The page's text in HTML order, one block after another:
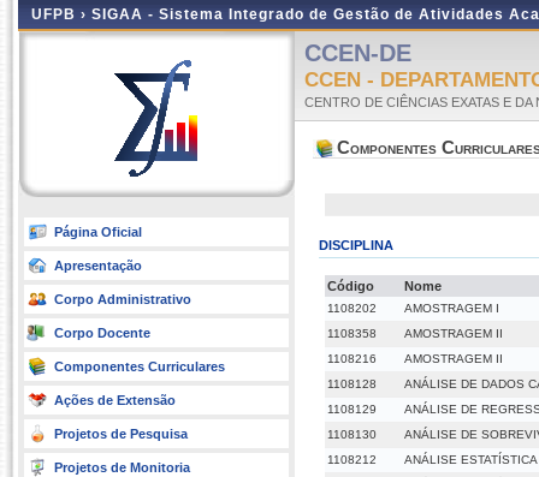
UFPB › SIGAA - Sistema Integrado de Gestão de Atividades
Página Oficial
Apresentação
Corpo Administrativo
Corpo Docente
Componentes Curriculares
Ações de Extensão
Projetos de Pesquisa
Projetos de Monitoria
CCEN-DE
CCEN -
CENTRO DE CIÊNCIAS EXATAS E DA
Componentes
DISCIPLINA
Código Nome
1108202
AMOSTRAGEM I
1108358
AMOSTRAGEM II
1108216
AMOSTRAGEM II
1108128
ANÁLISE DE DADOS
1108129
ANÁLISE DE
1108130
ANÁLISE DE
1108212
ANÁLISE